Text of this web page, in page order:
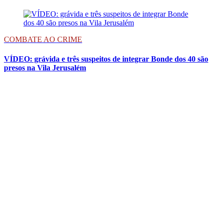
COMBATE AO CRIME
VÍDEO: grávida e três suspeitos de integrar Bonde dos 40 são
presos na Vila Jerusalém